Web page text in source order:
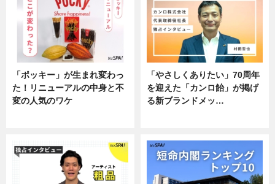
「ポッキー」が生まれ変わっ
た！リニューアルの中身と不
変の人気のワケ
「やさしくありたい」70周年
を迎えた「カンロ飴」が掲げ
る新ブランドメッ…